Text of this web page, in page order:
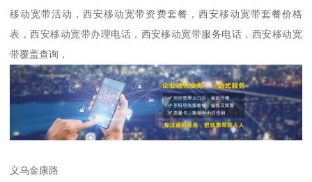
移动宽带活动，西安移动宽带资费套餐，西安移动宽带套餐价格
表，西安移动宽带办理电话，西安移动宽带服务电话，西安移动宽
带覆盖查询，
义乌金康路